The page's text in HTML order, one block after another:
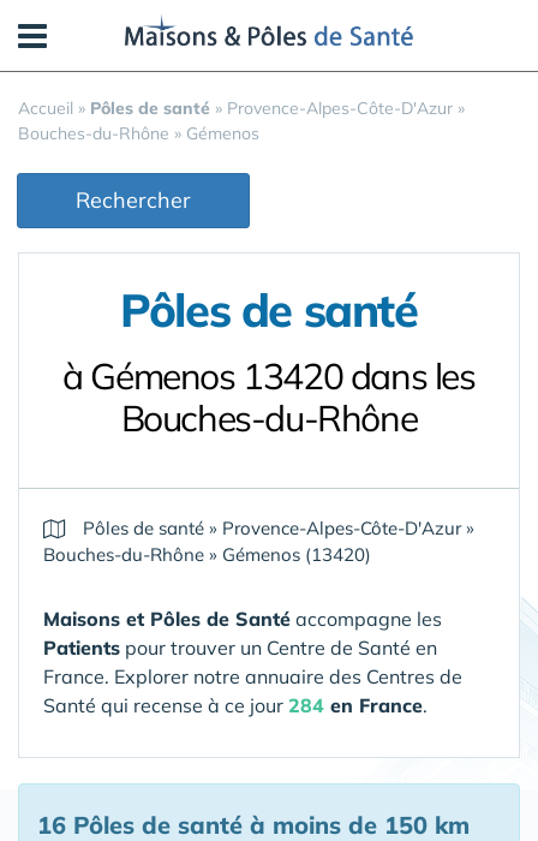
Accueil » Pôles de santé » Provence-Alpes-Côte-D'Azur »
Bouches-du-Rhône » Gémenos
Rechercher
Pôles de santé
à Gémenos 13420 dans les
Bouches-du-Rhône
Pôles de santé » Provence-Alpes-Côte-D'Azur»
Bouches-du-Rhône » Gémenos (13420)
Maisons et Pôles de Santé accompagne les
Patients pour trouver un Centre de Santé en
France. Explorer notre annuaire des Centres de
Santé qui recense à ce jour 284 en France.
16 Pôles de santé à moins de 150 km
Panneau de gestion des cookies